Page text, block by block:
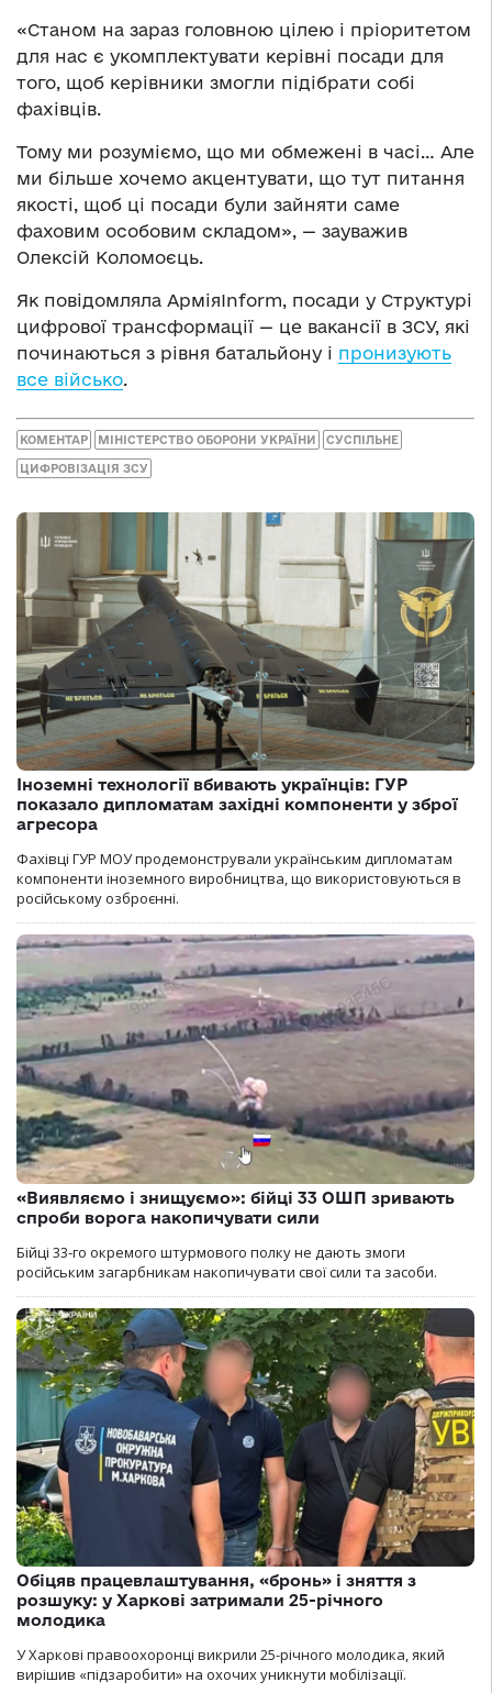
«Станом на зараз головною цілею і пріоритетом
для нас є укомплектувати керівні посади для
того, щоб керівники змогли підібрати собі
фахівців.
Тому ми розуміємо, що ми обмежені в часі… Але
ми більше хочемо акцентувати, що тут питання
якості, щоб ці посади були зайняти саме
фаховим особовим складом», — зауважив
Олексій Коломоєць.
Як повідомляла АрміяInform, посади у Структурі
цифрової трансформації — це вакансії в ЗСУ, які
починаються з рівня батальйону і пронизують
все військо.
КОМЕНТАР МІНІСТЕРСТВО ОБОРОНИ УКРАЇНИ СУСПІЛЬНЕ
ЦИФРОВІЗАЦІЯ ЗСУ
Іноземні технології вбивають українців: ГУР
показало дипломатам західні компоненти у зброї
агресора
Фахівці ГУР МОУ продемонстрували українським дипломатам
компоненти іноземного виробництва, що використовуються в
російському озброєнні.
«Виявляємо і знищуємо»: бійці 33 ОШП зривають
спроби ворога накопичувати сили
Бійці 33-го окремого штурмового полку не дають змоги
російським загарбникам накопичувати свої сили та засоби.
Обіцяв працевлаштування, «бронь» і зняття з
розшуку: у Харкові затримали 25-річного
молодика
У Харкові правоохоронці викрили 25-річного молодика, який
вирішив «підзаробити» на охочих уникнути мобілізації.